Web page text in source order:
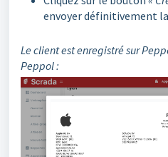
envoyer définitivement
Le client est enregistré sur
Peppol :